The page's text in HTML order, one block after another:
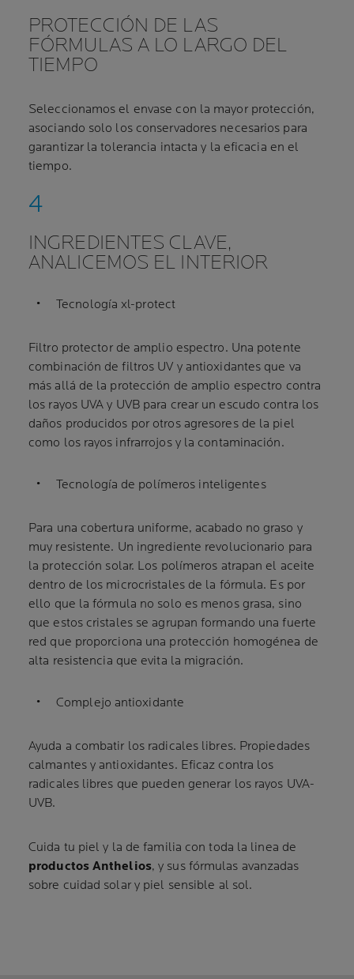
PROTECCIÓN DE LAS
FÓRMULAS A LO LARGO DEL
TIEMPO
Seleccionamos el envase con la mayor protección,
asociando solo los conservadores necesarios para
garantizar la tolerancia intacta y la eficacia en el
tiempo.
INGREDIENTES CLAVE,
ANALICEMOS EL INTERIOR
Tecnología xl-protect
Filtro protector de amplio espectro. Una potente
combinación de filtros UV y antioxidantes que va
más allá de la protección de amplio espectro contra
los rayos UVA y UVB para crear un escudo contra los
daños producidos por otros agresores de la piel
como los rayos infrarrojos y la contaminación.
Tecnología de polímeros inteligentes
Para una cobertura uniforme, acabado no graso y
muy resistente. Un ingrediente revolucionario para
la protección solar. Los polímeros atrapan el aceite
dentro de los microcristales de la fórmula. Es por
ello que la fórmula no solo es menos grasa, sino
que estos cristales se agrupan formando una fuerte
red que proporciona una protección homogénea de
alta resistencia que evita la migración.
Complejo antioxidante
Ayuda a combatir los radicales libres. Propiedades
calmantes y antioxidantes. Eficaz contra los
radicales libres que pueden generar los rayos UVA-
UVB.
Cuida tu piel y la de familia con toda la linea de
productos Anthelios, y sus fórmulas avanzadas
sobre cuidad solar y piel sensible al sol.